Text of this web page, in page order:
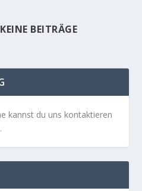
BEITRÄGE
kannst du uns kontaktieren